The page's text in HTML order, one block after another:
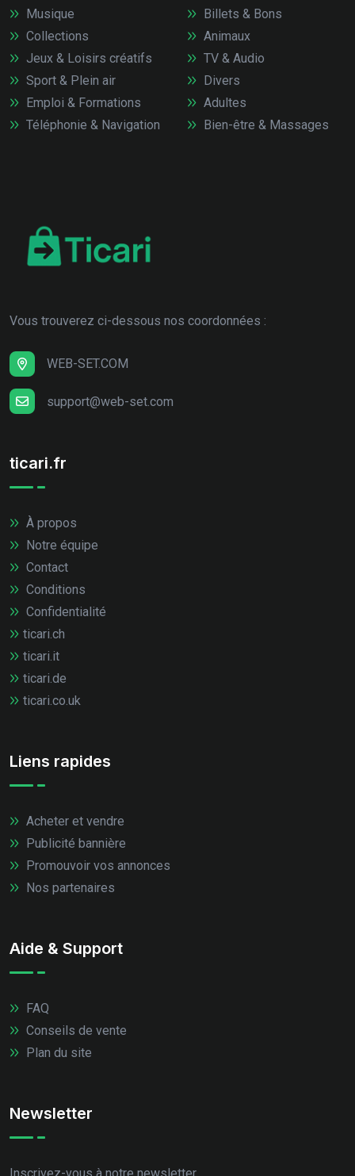
Musique
Collections
Jeux & Loisirs créatifs
Sport & Plein air
Emploi & Formations
Téléphonie & Navigation
Billets & Bons
Animaux
TV & Audio
Divers
Adultes
Bien-être & Massages
Vous trouverez ci-dessous nos coordonnées :
WEB-SET.COM
support@web-set.com
ticari.fr
À propos
Notre équipe
Contact
Conditions
Confidentialité
ticari.ch
ticari.it
ticari.de
ticari.co.uk
Liens rapides
Acheter et vendre
Publicité bannière
Promouvoir vos annonces
Nos partenaires
Aide & Support
FAQ
Conseils de vente
Plan du site
Newsletter